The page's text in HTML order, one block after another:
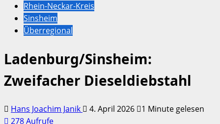
Rhein-Neckar-Kreis
Sinsheim
Überregional
Ladenburg/Sinsheim:
Zweifacher Dieseldiebstahl
Hans Joachim Janik 4. April 2026
1 Minute gelesen
278 Aufrufe